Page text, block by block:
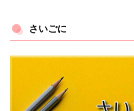
さいごに